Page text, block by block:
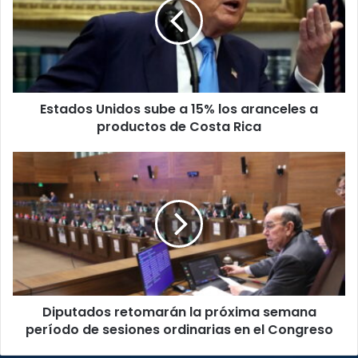
a
15%
aranceles
productos
Estados Unidos sube a 15% los aranceles a
productos de Costa Rica
próxima
semana
período
sesiones
ordinarias
Diputados retomarán la próxima semana
período de sesiones ordinarias en el Congreso